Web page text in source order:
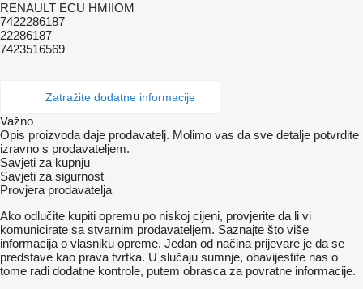
RENAULT ECU HMIIOM
7422286187
22286187
7423516569
Zatražite dodatne informacije
Važno
Opis proizvoda daje prodavatelj. Molimo vas da sve detalje potvrdite
izravno s prodavateljem.
Savjeti za kupnju
Savjeti za sigurnost
Provjera prodavatelja
Ako odlučite kupiti opremu po niskoj cijeni, provjerite da li vi
komunicirate sa stvarnim prodavateljem. Saznajte što više
informacija o vlasniku opreme. Jedan od načina prijevare je da se
predstave kao prava tvrtka. U slučaju sumnje, obavijestite nas o
tome radi dodatne kontrole, putem obrasca za povratne informacije.